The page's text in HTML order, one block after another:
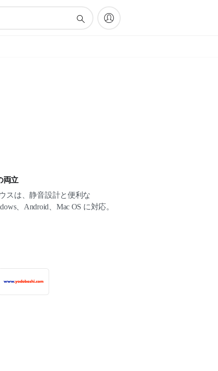
両立
スは、静音設計と便利な
、Android、Mac OS に対応。